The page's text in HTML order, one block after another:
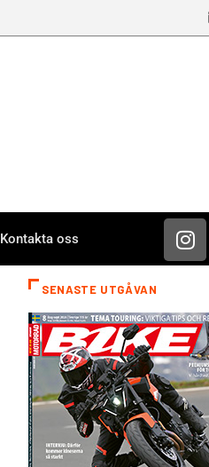
Kontakta oss
SENASTE UTGÅVAN